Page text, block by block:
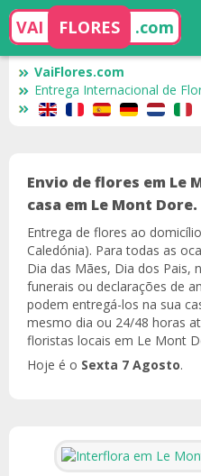
VAI FLORES .com
VaiFlores.com
Entrega Internacional de
Envio de flores em Le
casa em Le Mont Dore.
Entrega de flores ao
Caledónia). Para todas as
Dia das Mães, Dia dos Pais,
funerais ou declarações de
podem entregá-los na sua
mesmo dia ou 24/48 horas
floristas locais em Le Mont
Hoje é o Sexta 7 Agosto.